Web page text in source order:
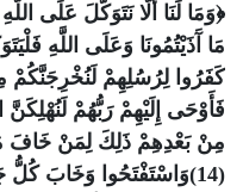
﴿وَمَا لَنَا أَلَّا نَتَوَكَّلَ عَلَى
كَفَرُوا لِرُسُلِهِمْ لَنُخْرِجَنَّكُمْ
مِنْ بَعْدِهِمْ ذَلِكَ لِمَنْ خَافَ